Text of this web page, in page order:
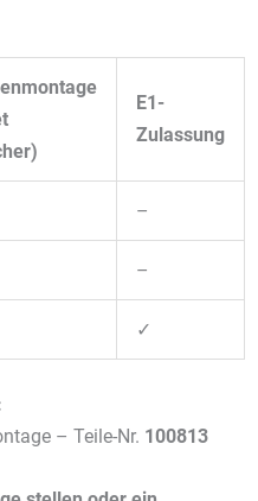
E1-
Zulassung
–
–
✓
– Teile-Nr. 100813